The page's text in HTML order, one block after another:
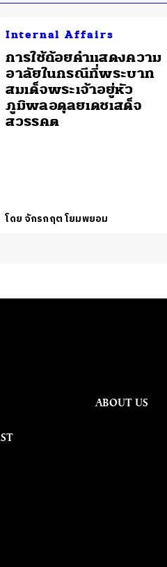
Internal Affairs
การใช้ถ้อยคำแสดงความ
อาลัยในกรณีที่พระบาท
สมเด็จพระเจ้าอยู่หัว
ภูมิพลอดุลยเดชเสด็จ
สวรรคต
โดย จักรกฤต โยมพยอม
ABOUT US